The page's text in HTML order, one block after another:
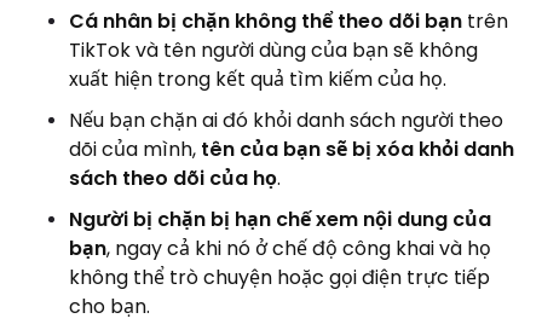
Cá nhân bị chặn không thể theo dõi bạn trên
TikTok và tên người dùng của bạn sẽ không
xuất hiện trong kết quả tìm kiếm của họ.
Nếu bạn chặn ai đó khỏi danh sách người theo
dõi của mình, tên của bạn sẽ bị xóa khỏi danh
sách theo dõi của họ.
Người bị chặn bị hạn chế xem nội dung của
bạn, ngay cả khi nó ở chế độ công khai và họ
không thể trò chuyện hoặc gọi điện trực tiếp
cho bạn.